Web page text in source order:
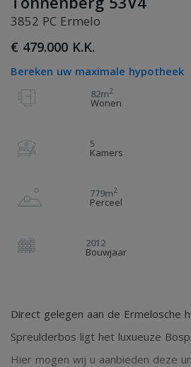
3852 PC Ermelo
€ 479.000 K.K.
Bereken uw maximale hypotheek
82m2
Wonen
5
Kamers
779m2
Perceel
2012
Bouwjaar
Direct gelegen aan de Ermelosche
Spreulderbos ligt het luxueuze
Hier mogen wij u aanbieden deze